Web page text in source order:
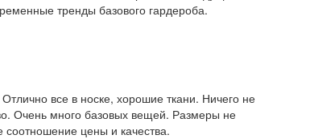
тренды базового гардероба.
все в носке, хорошие ткани. Ничего не
Очень много базовых вещей. Размеры не
цены и качества.